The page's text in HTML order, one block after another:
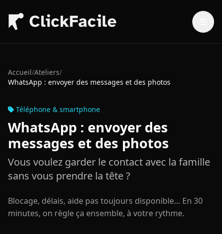
Accueil/Ateliers/
WhatsApp : envoyer des messages et des photos
Téléphone & smartphone
WhatsApp : envoyer des
messages et des photos
Vous voulez garder le contact avec la famille
sans vous prendre la tête ?
Blocage, délais, aide pas toujours disponible… En 30
minutes, on règle ça ensemble, à votre rythme.